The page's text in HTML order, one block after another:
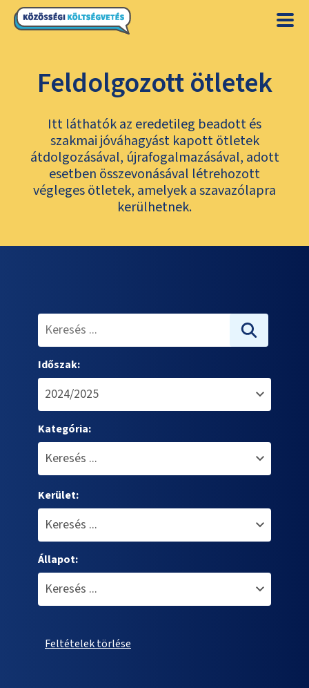
Feldolgozott ötletek
Itt láthatók az eredetileg beadott és
szakmai jóváhagyást kapott ötletek
átdolgozásával, újrafogalmazásával, adott
esetben összevonásával létrehozott
végleges ötletek, amelyek a szavazólapra
kerülhetnek.
Időszak:
Kategória:
Kerület:
Állapot:
Feltételek törlése